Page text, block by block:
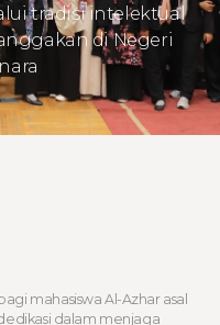
tradisi intelektual
di Negeri
mahasiswa Al-Azhar asal
dalam menjaga